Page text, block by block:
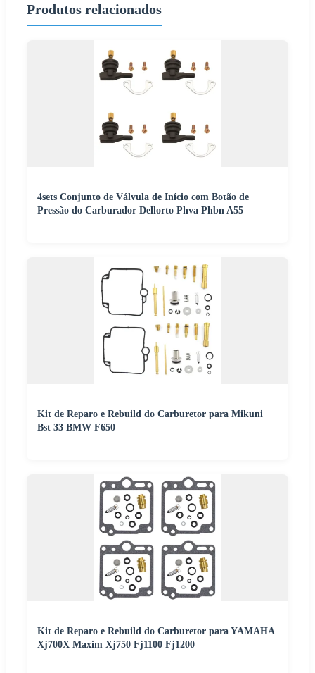
Produtos relacionados
4sets Conjunto de Válvula de Início com Botão de
Pressão do Carburador Dellorto Phva Phbn A55
Kit de Reparo e Rebuild do Carburetor para Mikuni
Bst 33 BMW F650
Kit de Reparo e Rebuild do Carburetor para YAMAHA
Xj700X Maxim Xj750 Fj1100 Fj1200